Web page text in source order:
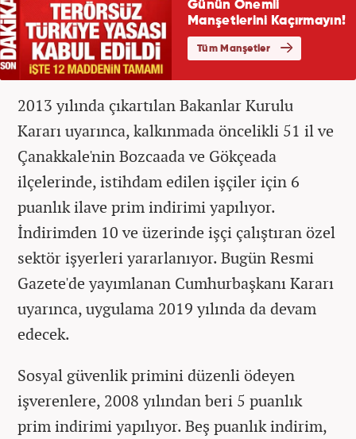
2013 yılında çıkartılan Bakanlar Kurulu
Kararı uyarınca, kalkınmada öncelikli 51 il ve
Çanakkale'nin Bozcaada ve Gökçeada
ilçelerinde, istihdam edilen işçiler için 6
puanlık ilave prim indirimi yapılıyor.
İndirimden 10 ve üzerinde işçi çalıştıran özel
sektör işyerleri yararlanıyor. Bugün Resmi
Gazete'de yayımlanan Cumhurbaşkanı Kararı
uyarınca, uygulama 2019 yılında da devam
edecek.
Sosyal güvenlik primini düzenli ödeyen
işverenlere, 2008 yılından beri 5 puanlık
prim indirimi yapılıyor. Beş puanlık indirim,